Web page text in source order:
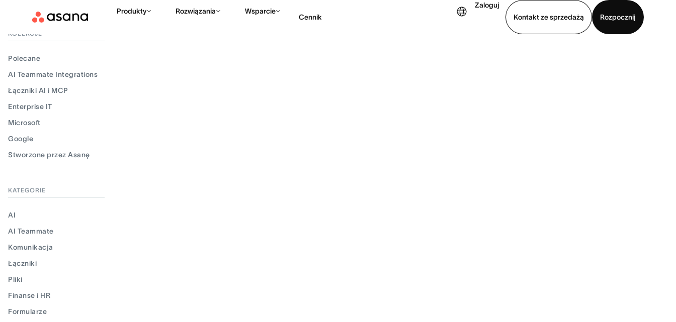
Produkty Rozwiązania Wsparcie
Cennik
Zaloguj
Kontakt ze sprzedażą
Rozpocznij
Filtruj wyniki
KOLEKCJE
Polecane
AI Teammate Integrations
Łączniki AI i MCP
Enterprise IT
Microsoft
Google
Stworzone przez Asanę
KATEGORIE
AI
AI Teammate
Komunikacja
Łączniki
Pliki
Finanse i HR
Formularze